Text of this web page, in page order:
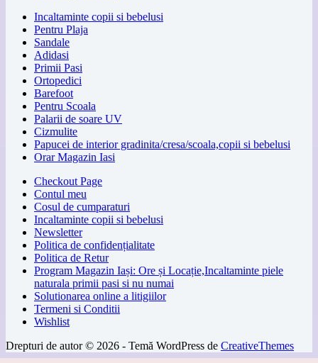
Incaltaminte copii si bebelusi
Pentru Plaja
Sandale
Adidasi
Primii Pasi
Ortopedici
Barefoot
Pentru Scoala
Palarii de soare UV
Cizmulite
Papucei de interior gradinita/cresa/scoala,copii si bebelusi
Orar Magazin Iasi
Checkout Page
Contul meu
Cosul de cumparaturi
Incaltaminte copii si bebelusi
Newsletter
Politica de confidențialitate
Politica de Retur
Program Magazin Iași: Ore și Locație,Incaltaminte piele
naturala primii pasi si nu numai
Solutionarea online a litigiilor
Termeni si Conditii
Wishlist
Drepturi de autor © 2026 - Temă WordPress de CreativeThemes